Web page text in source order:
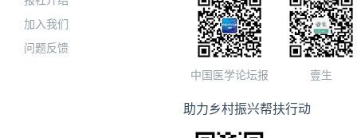
加入我们
问题反馈
中国医学论坛报 壹生
助力乡村振兴帮扶行动